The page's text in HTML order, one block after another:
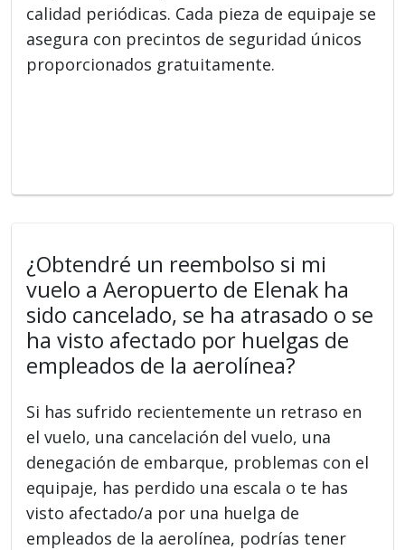
calidad periódicas. Cada pieza de equipaje se
asegura con precintos de seguridad únicos
proporcionados gratuitamente.
¿Obtendré un reembolso si mi
vuelo a Aeropuerto de Elenak ha
sido cancelado, se ha atrasado o se
ha visto afectado por huelgas de
empleados de la aerolínea?
Si has sufrido recientemente un retraso en
el vuelo, una cancelación del vuelo, una
denegación de embarque, problemas con el
equipaje, has perdido una escala o te has
visto afectado/a por una huelga de
empleados de la aerolínea, podrías tener